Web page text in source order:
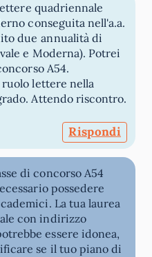
quadriennale
conseguita nell'a.a.
di
e Moderna). Potrei
A54.
lettere nella
Attendo riscontro.
Rispondi
di concorso A54
possedere
La tua laurea
con indirizzo
essere idonea,
se il tuo piano di